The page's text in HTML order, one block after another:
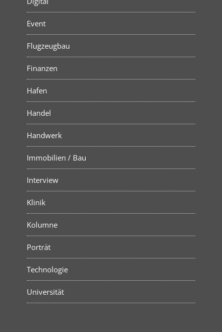
Event
Flugzeugbau
Finanzen
Hafen
Handel
Handwerk
Immobilien / Bau
Interview
Klinik
Kolumne
Porträt
Technologie
Universität